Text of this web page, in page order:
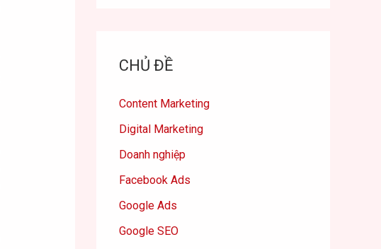
CHỦ ĐỀ
Content Marketing
Digital Marketing
Doanh nghiệp
Facebook Ads
Google Ads
Google SEO